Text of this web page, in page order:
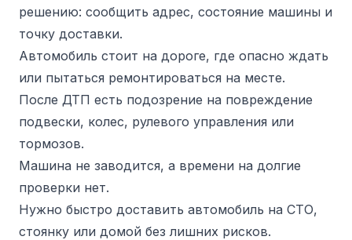
решению: сообщить адрес, состояние машины и
точку доставки.
Автомобиль стоит на дороге, где опасно ждать
или пытаться ремонтироваться на месте.
После ДТП есть подозрение на повреждение
подвески, колес, рулевого управления или
тормозов.
Машина не заводится, а времени на долгие
проверки нет.
Нужно быстро доставить автомобиль на СТО,
стоянку или домой без лишних рисков.